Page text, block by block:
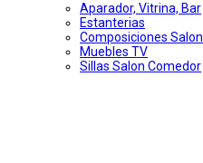
Aparador, Vitrina, Bar
Estanterias
Composiciones Salon
Muebles TV
Sillas Salon Comedor